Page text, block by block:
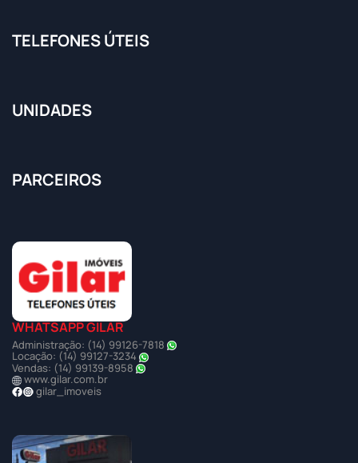
TELEFONES ÚTEIS
UNIDADES
PARCEIROS
WHATSAPP GILAR
Administração: (14) 99126-7818
Locação: (14) 99127-3234
Vendas: (14) 99139-8958
www.gilar.com.br
gilar_imoveis